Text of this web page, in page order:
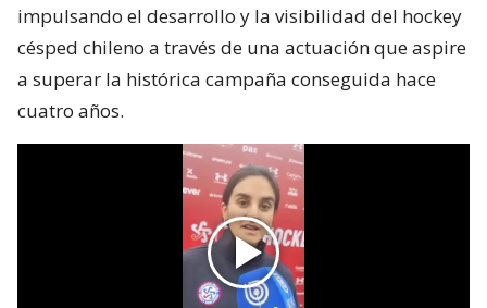
impulsando el desarrollo y la visibilidad del hockey
césped chileno a través de una actuación que aspire
a superar la histórica campaña conseguida hace
cuatro años.